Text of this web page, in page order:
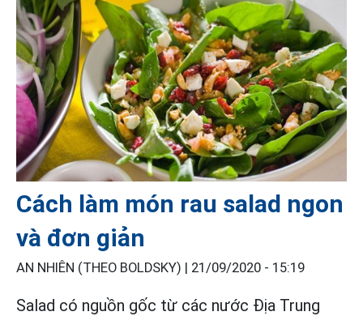
Cách làm món rau salad ngon
và đơn giản
AN NHIÊN (THEO BOLDSKY) | 21/09/2020 - 15:19
Salad có nguồn gốc từ các nước Địa Trung